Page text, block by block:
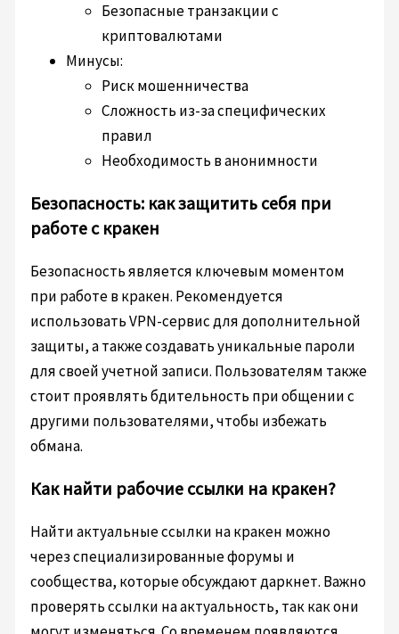
Безопасные транзакции с
криптовалютами
Минусы:
Риск мошенничества
Сложность из-за специфических
правил
Необходимость в анонимности
Безопасность: как защитить себя при
работе с кракен
Безопасность является ключевым моментом
при работе в кракен. Рекомендуется
использовать VPN-сервис для дополнительной
защиты, а также создавать уникальные пароли
для своей учетной записи. Пользователям также
стоит проявлять бдительность при общении с
другими пользователями, чтобы избежать
обмана.
Как найти рабочие ссылки на кракен?
Найти актуальные ссылки на кракен можно
через специализированные форумы и
сообщества, которые обсуждают даркнет. Важно
проверять ссылки на актуальность, так как они